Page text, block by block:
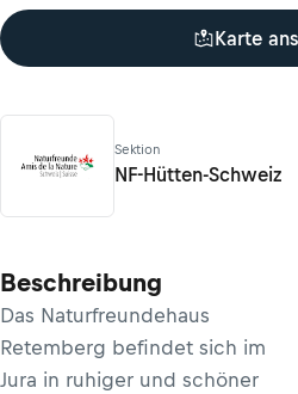
Karte
Sektion
NF-Hütten-Schweiz
Beschreibung
Das Naturfreundehaus
Retemberg befindet sich im
Jura in ruhiger und schöner